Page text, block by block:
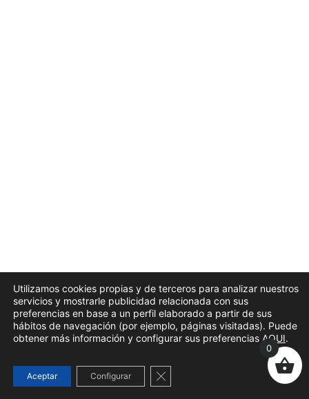
Utilizamos cookies propias y de terceros para analizar nuestros
servicios y mostrarle publicidad relacionada con sus
preferencias en base a un perfil elaborado a partir de sus
hábitos de navegación (por ejemplo, páginas visitadas). Puede
obtener más información y configurar sus preferencias AQUI.
Aceptar Configurar Cerrar el banner de cookies
0